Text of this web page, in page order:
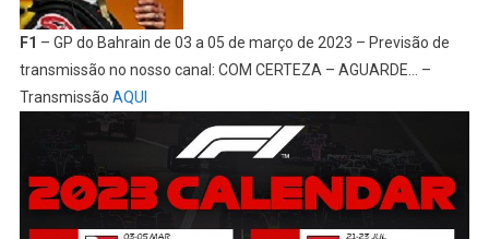
F1 – GP do Bahrain de 03 a 05 de março de 2023 – Previsão de
transmissão no nosso canal: COM CERTEZA – AGUARDE… –
Transmissão AQUI